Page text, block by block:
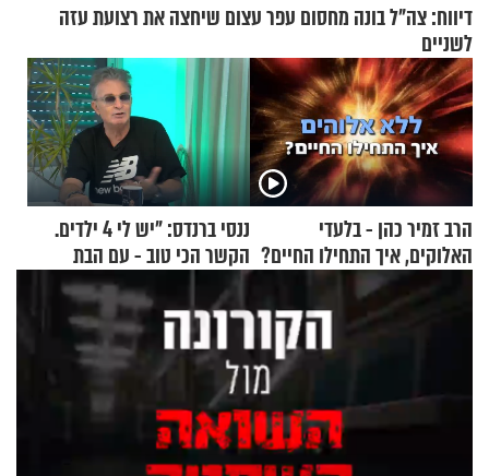
דיווח: צה"ל בונה מחסום עפר עצום שיחצה את רצועת עזה
לשניים
הרב זמיר כהן - בלעדי
האלוקים, איך התחילו החיים?
ננסי ברנדס: "יש לי 4 ילדים.
הקשר הכי טוב - עם הבת
החרדית"